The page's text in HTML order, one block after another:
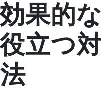
果的
立つ